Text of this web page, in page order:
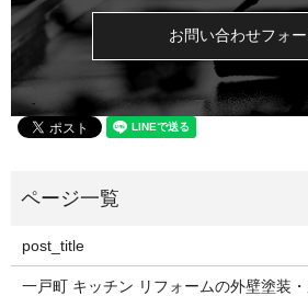
お問い合わせフォ
post_title
一戸町 キッチン リフォームの外壁塗装